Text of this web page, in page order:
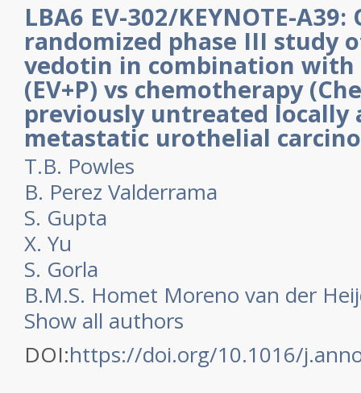
LBA6 EV-302/KEYNOTE-
randomized phase III study
vedotin in combination with
(EV+P) vs chemotherapy
previously untreated locally
metastatic urothelial
T.B. Powles
B. Perez Valderrama
S. Gupta
X. Yu
S. Gorla
B.M.S. Homet Moreno van der
Show all authors
DOI:https://doi.org/10.1016/